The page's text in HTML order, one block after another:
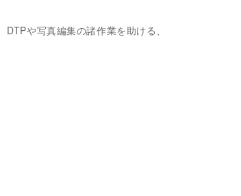
や写真編集の諸作業を助ける、